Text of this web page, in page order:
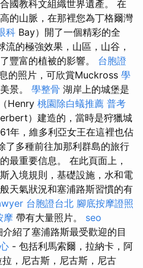
國教科文組織世界遺產。 在
的山脈，在那裡您為丁格爾灣
科 Bay）開了一個精彩的全
流的極強效果，山區，山谷，
豐富的植被的影響。 台胞證
的照片，可欣賞Muckross 學
景。 學整骨 湖岸上的城堡是
Henry 桃園除白蟻推薦 普考
）建造的，當時是狩獵城
年，維多利亞女王在這裡也佔
了多種前往加那利群島的旅行
最重要信息。 在此頁面上，
入境規則，基礎設施，水和電
天氣狀況和塞浦路斯習慣的有
台胞證台北 腳底按摩證照
摩 帶有大量照片。 seo
介紹了塞浦路斯最受歡迎的目
- 包括利馬索爾，拉納卡，阿
，尼古斯，尼古斯，尼古